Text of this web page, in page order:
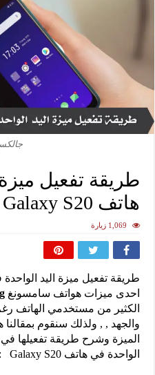
طريقة تفعيل
هاتف Galaxy S20
1,069 زيارة
طريقة تفعيل ميزة اليد
احدى ميزات هواتف سامسونغSamsung
الكثير من مستخدمي الهاتف
والجهد , , ولذلك سنقوم بمقالنا
الميزة وشرح طريقة تفعيلها
الواحدة في هاتف Galaxy S20 :